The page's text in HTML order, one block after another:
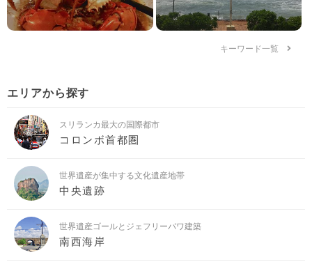
キーワード一覧
エリアから探す
スリランカ最大の国際都市
コロンボ首都圏
世界遺産が集中する文化遺産地帯
中央遺跡
世界遺産ゴールとジェフリーバワ建築
南西海岸